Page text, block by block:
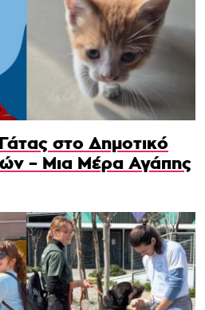
στο Δημοτικό
– Μια Μέρα Αγάπης